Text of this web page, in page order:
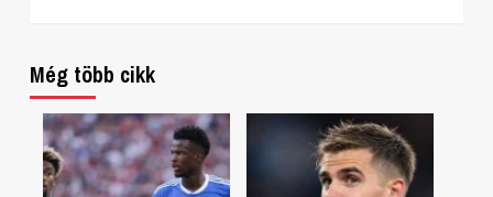
Még több cikk